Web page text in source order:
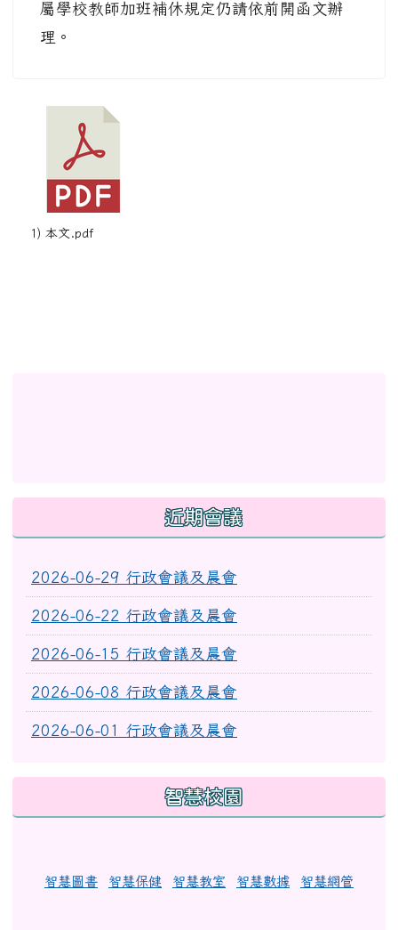
屬學校教師加班補休規定仍請依前開函文辦
理。
1) 本文.pdf
近期會議
2026-06-29 行政會議及晨會
2026-06-22 行政會議及晨會
2026-06-15 行政會議及晨會
2026-06-08 行政會議及晨會
2026-06-01 行政會議及晨會
智慧校園
智慧圖書 智慧保健 智慧教室 智慧數據 智慧網管